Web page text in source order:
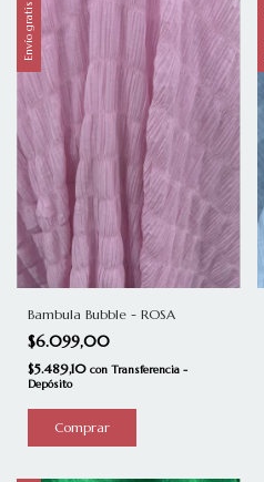
Envío gratis
Bambula Bubble - ROSA
$6.099,00
$5.489,10 con Transferencia -
Depósito